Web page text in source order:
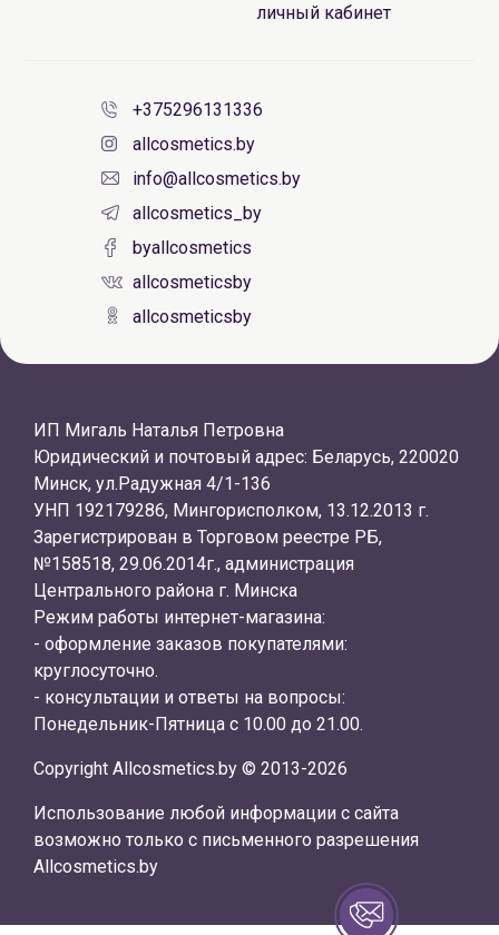
личный кабинет
+375296131336
allcosmetics.by
info@allcosmetics.by
allcosmetics_by
byallcosmetics
allcosmeticsby
allcosmeticsby
ИП Мигаль Наталья Петровна
Юридический и почтовый адрес: Беларусь, 220020
Минск, ул.Радужная 4/1-136
УНП 192179286, Мингорисполком, 13.12.2013 г.
Зарегистрирован в Торговом реестре РБ,
№158518, 29.06.2014г., администрация
Центрального района г. Минска
Режим работы интернет-магазина:
- оформление заказов покупателями:
круглосуточно.
- консультации и ответы на вопросы:
Понедельник-Пятница с 10.00 до 21.00.
Copyright Allcosmetics.by © 2013-2026
Использование любой информации с сайта
возможно только с письменного разрешения
Allcosmetics.by